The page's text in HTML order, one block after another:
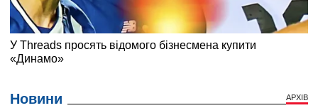
Новини АРХІВ